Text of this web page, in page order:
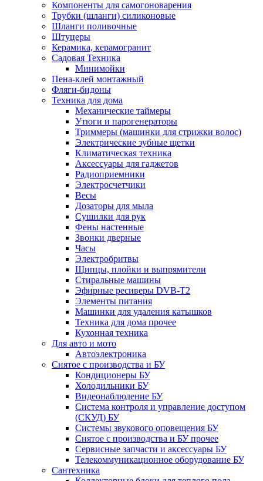
Компоненты для самогоноварения
Трубки (шланги) силиконовые
Шланги поливочные
Штуцеры
Керамика, керамогранит
Садовая Техника
Минимойки
Пена-клей монтажный
Фляги-бидоны
Техника для дома
Механические таймеры
Утюги и парогенераторы
Триммеры (машинки для стрижки волос)
Электрические зубные щетки
Климатическая техника
Аксессуары для гаджетов
Радиоприемники
Электросчетчики
Весы
Дозаторы для мыла
Сушилки для рук
Фены настенные
Звонки дверные
Часы
Электробритвы
Щипцы, плойки и выпрямители
Стиральные машины
Эфирные ресиверы DVB-T2
Элементы питания
Машинки для удаления катышков
Техника для дома прочее
Кухонная техника
Для авто и мото
Автоэлектроника
Снятое с производства и БУ
Кондиционеры БУ
Холодильники БУ
Видеонаблюдение БУ
Система контроля и управление доступом
(СКУД) БУ
Системы звукового оповещения БУ
Снятое с производства и БУ прочее
Сервисные запчасти и аксессуары БУ
Телекоммуникационное оборудование БУ
Сантехника